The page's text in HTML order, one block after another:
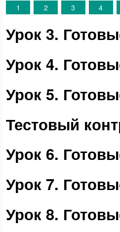
1 2 3 4
Урок 3.
Урок 4.
Урок 5.
Тестовый
Урок 6.
Урок 7.
Урок 8.